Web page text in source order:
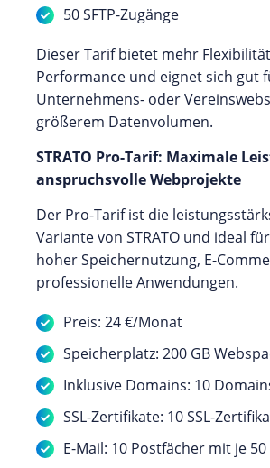
50 SFTP-Zugänge
Dieser Tarif bietet mehr
Performance und eignet sich gut
Unternehmens- oder
größerem Datenvolumen.
STRATO Pro-Tarif: Maximale
anspruchsvolle Webprojekte
Der Pro-Tarif ist die
Variante von STRATO und ideal
hoher Speichernutzung, E-
professionelle Anwendungen.
Preis: 24 €/Monat
Speicherplatz: 200 GB
Inklusive Domains: 10
SSL-Zertifikate: 10 SSL-
E-Mail: 10 Postfächer mit je